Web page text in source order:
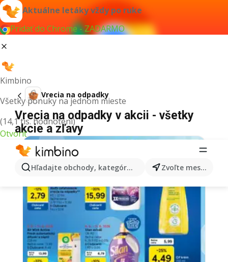
Aktuálne letáky vždy po ruke
Pridať do Chrome - ZADARMO
Kimbino
Všetky ponuky na jednom mieste
(14,1 tis. hodnotení)
Otvoriť
Hľadajte obchody, kategórie, produkty... Zvoľte mesto
Vrecia na odpadky
Vrecia na odpadky v akcii - všetky
akcie a zľavy